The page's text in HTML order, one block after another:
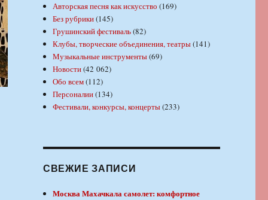
Авторская песня как искусство (169)
Без рубрики(145)
Грушинский фестиваль(82)
Клубы, творческие объединения, театры(141)
Музыкальные инструменты(69)
Новости(42 062)
Обо всем(112)
Персоналии(134)
Фестивали, конкурсы, концерты(233)
СВЕЖИЕ ЗАПИСИ
Москва Махачкала самолет: комфортное